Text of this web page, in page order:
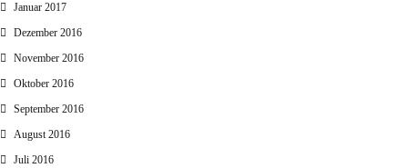
Januar 2017
Dezember 2016
November 2016
Oktober 2016
September 2016
August 2016
Juli 2016